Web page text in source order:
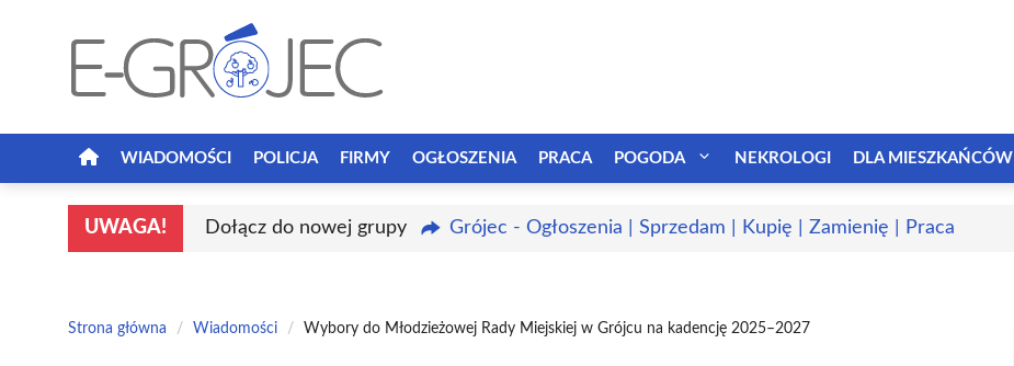
WIADOMOŚCI POLICJA FIRMY OGŁOSZENIA PRACA POGODA NEKROLOGI DLA MIESZKAŃCÓW
UWAGA! Dołącz do nowej grupy Grójec - Ogłoszenia | Sprzedam | Kupię | Zamienię | Praca
Strona główna / Wiadomości / Wybory do Młodzieżowej Rady Miejskiej w Grójcu na kadencję 2025–2027